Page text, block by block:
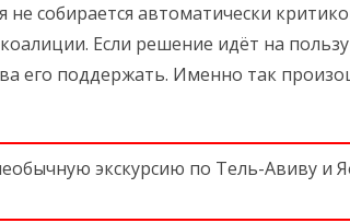
собирается автоматически
Если решение идёт на
его поддержать. Именно так
экскурсию по Тель-Авиву и